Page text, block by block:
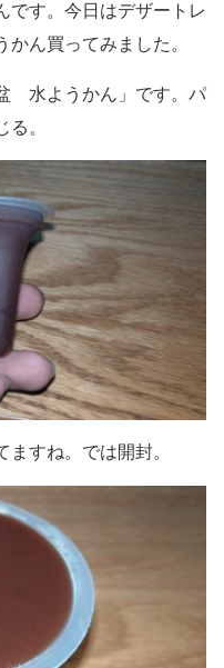
です。今日はデザートレ
ん買ってみました。
水ようかん」です。パ
。
すね。では開封。